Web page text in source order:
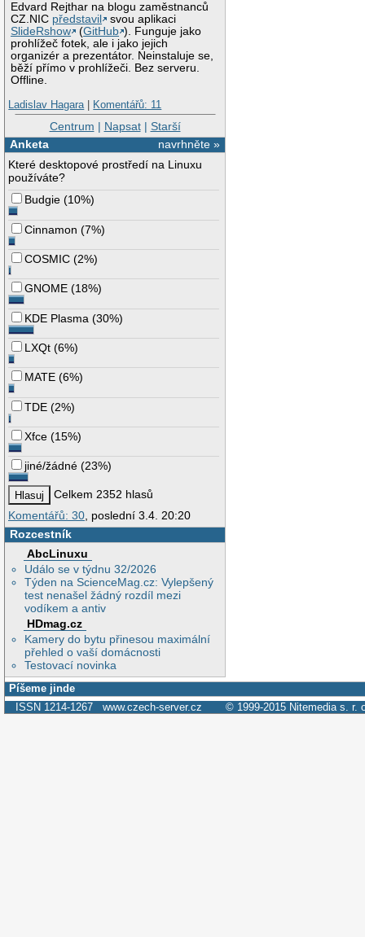
Edvard Rejthar na blogu zaměstnanců
CZ.NIC představil
svou aplikaci
SlideRshow
(GitHub ). Funguje jako
prohlížeč fotek, ale i jako jejich
organizér a prezentátor. Neinstaluje se,
běží přímo v prohlížeči. Bez serveru.
Offline.
Ladislav Hagara| Komentářů: 11
Centrum | Napsat| Starší
navrhněte »
Anketa
Které desktopové prostředí na Linuxu
používáte?
Budgie (10%)
Cinnamon (7%)
COSMIC (2%)
GNOME (18%)
KDE Plasma (30%)
LXQt (6%)
MATE (6%)
TDE (2%)
Xfce (15%)
jiné/žádné (23%)
Celkem 2352 hlasů
Komentářů: 30 , poslední 3.4. 20:20
Rozcestník
AbcLinuxu
Událo se v týdnu 32/2026
Týden na ScienceMag.cz: Vylepšený
test nenašel žádný rozdíl mezi
vodíkem a antiv
HDmag.cz
Kamery do bytu přinesou maximální
přehled o vaší domácnosti
Testovací novinka
Píšeme jinde
ISSN 1214-1267 www.czech-server.cz © 1999-2015 Nitemedia s. r.